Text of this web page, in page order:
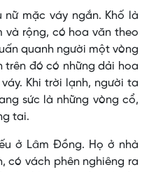
mặc váy ngắn. Khố là
và rộng, có hoa văn theo
quanh người một vòng
trên đó có những dải hoa
Khi trời lạnh, người ta
sức là những vòng cổ,
tai.
ở Lâm Ðồng. Họ ở nhà
có vách phên nghiêng ra